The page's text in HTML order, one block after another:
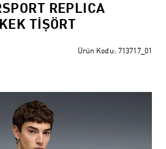
REPLICA
TIŞÖRT
Ürün Kodu: 713717_01